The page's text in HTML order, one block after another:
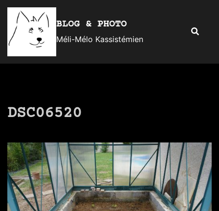
Aller
contenu
BLOG & PHOTO
Méli-Mélo Kassistémien
DSC06520